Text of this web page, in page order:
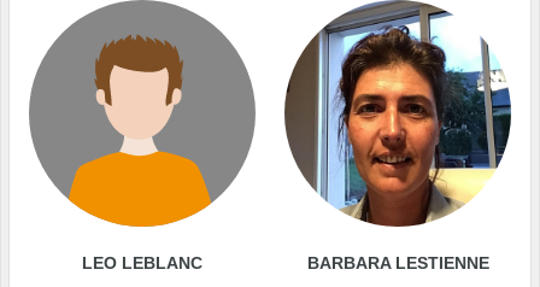
LEO LEBLANC BARBARA LESTIENNE